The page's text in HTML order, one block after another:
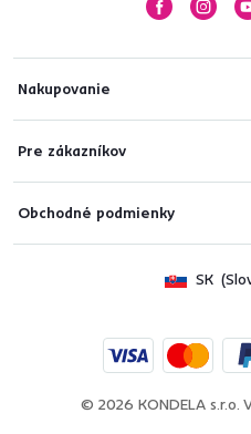
Nakupovanie
Pre zákazníkov
Obchodné podmienky
SK
© 2026 KONDELA s.r.o.